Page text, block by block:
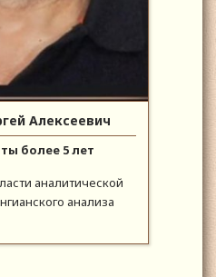
Алексеевич
более 5 лет
аналитической
анализа